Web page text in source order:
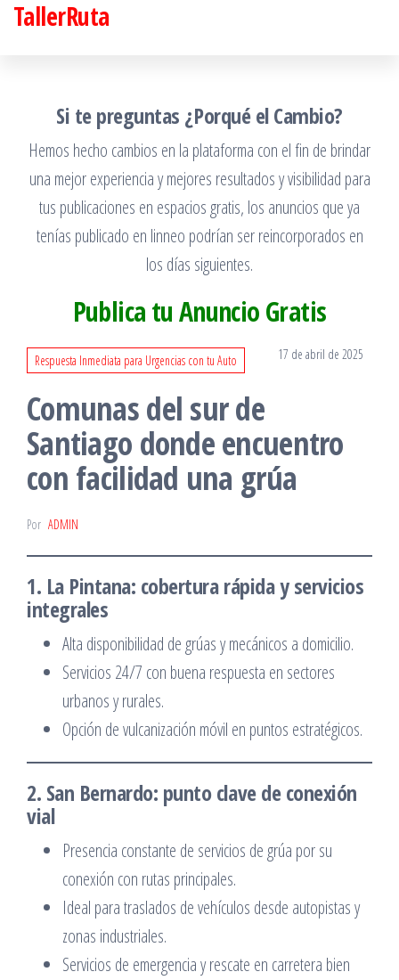
SaltarTallerRuta
Si te preguntas ¿Porqué el Cambio?
Hemos hecho cambios en la plataforma con el fin de brindar
una mejor experiencia y mejores resultados y visibilidad para
tus publicaciones en espacios gratis, los anuncios que ya
tenías publicado en linneo podrían ser reincorporados en
los días siguientes.
Publica tu Anuncio Gratis
Respuesta Inmediata para Urgencias con tu Auto 17 de abril de 2025
Comunas del sur de
Santiago donde encuentro
con facilidad una grúa
Por ADMIN
1. La Pintana: cobertura rápida y servicios
integrales
Alta disponibilidad de grúas y mecánicos a domicilio.
Servicios 24/7 con buena respuesta en sectores
urbanos y rurales.
Opción de vulcanización móvil en puntos estratégicos.
2. San Bernardo: punto clave de conexión
vial
Presencia constante de servicios de grúa por su
conexión con rutas principales.
Ideal para traslados de vehículos desde autopistas y
zonas industriales.
Servicios de emergencia y rescate en carretera bien